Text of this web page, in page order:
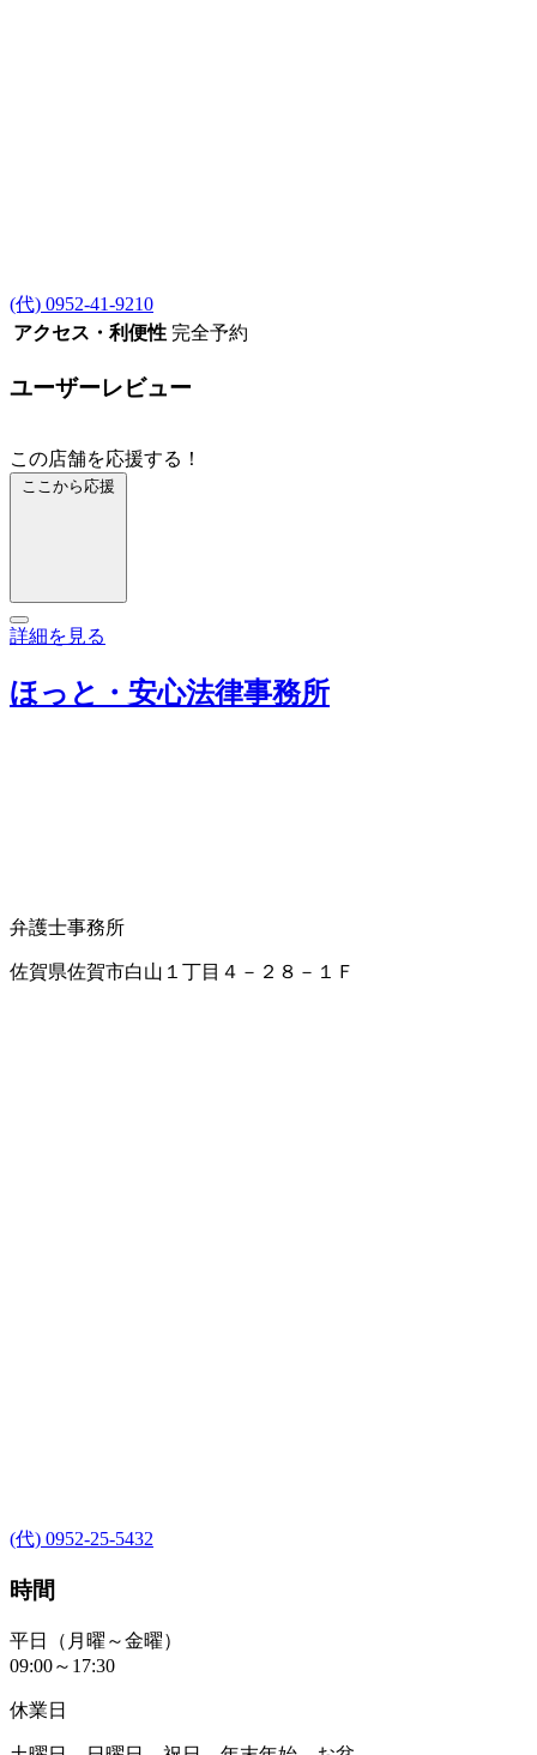
(代) 0952-41-9210
アクセス・利便性 完全予約
ユーザーレビュー
この店舗を応援する！
ここから応援
詳細を見る
ほっと・安心法律事務所
弁護士事務所
佐賀県佐賀市白山１丁目４－２８－１Ｆ
(代) 0952-25-5432
時間
平日（月曜～金曜）
09:00～17:30
休業日